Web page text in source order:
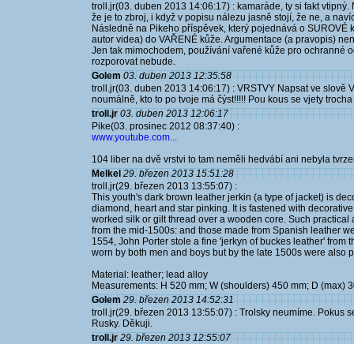
troll.jr(03. duben 2013 14:06:17) : kamaráde, ty si fakt
že je to zbroj, i když v popisu nálezu jasně stojí, že ne, a
Následně na Pikeho příspěvek, který pojednává o
autor videa) do VAŘENÉ kůže. Argumentace (a pravopis)
Jen tak mimochodem, používání vařené kůže pro ochranné
rozporovat nebude.
Golem 03. duben 2013 12:35:58
troll.jr(03. duben 2013 14:06:17) : VRSTVY Napsat ve slově
noumálně, kto to po tvoje má čýst!!!!! Pou kous se vjety
troll.jr 03. duben 2013 12:06:17
Pike(03. prosinec 2012 08:37:40) :
www.youtube.com...
104 liber na dvě vrstvi to tam neměli hedvábí ani nebyla
Melkel 29. březen 2013 15:51:28
troll.jr(29. březen 2013 13:55:07) :
This youth's dark brown leather jerkin (a type of jacket) is
diamond, heart and star pinking. It is fastened with
worked silk or gilt thread over a wooden core. Such
from the mid-1500s: and those made from Spanish leather
1554, John Porter stole a fine 'jerkyn of buckes leather' from
worn by both men and boys but by the late 1500s were also
Material: leather; lead alloy
Measurements: H 520 mm; W (shoulders) 450 mm; D (max)
Golem 29. březen 2013 14:52:31
troll.jr(29. březen 2013 13:55:07) : Trolsky neumíme. Pokus
Rusky. Děkuji.
troll.jr 29. březen 2013 12:55:07